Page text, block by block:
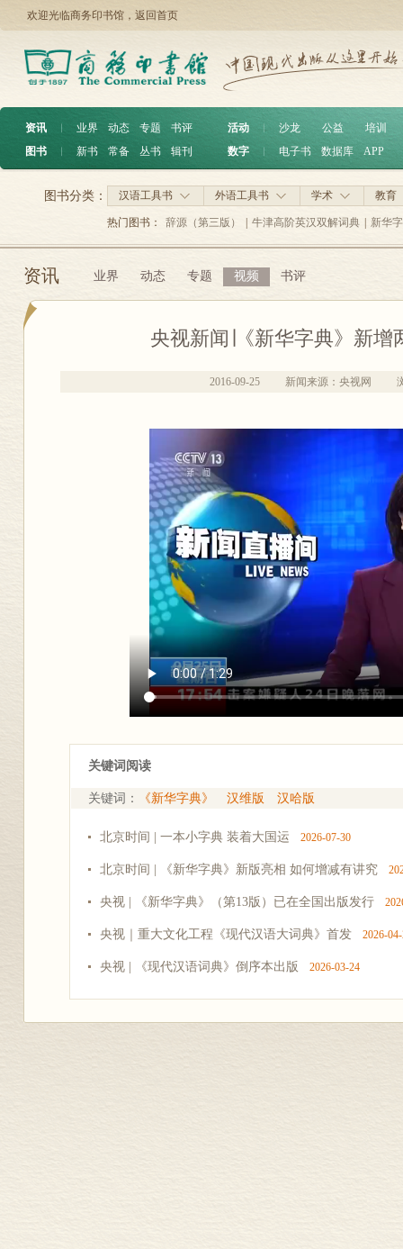
欢迎光临商务印书馆， 返回首页
资讯 ︱ 业界 动态 专题
书评
图书
︱ 新书 常备 丛书 辑刊
活动 沙龙 公益
培训
数字
电子书 数据库 APP
汉语工具书 外语工具书 学术 教育
图书分类：
热门图书： 辞源（第三版） 牛津高阶英汉双解词典 新华
资讯 业界 动态 专题 视频 书评
央视新闻∣《新华字典》新增
2016-09-25 新闻来源：央视网
关键词阅读
关键词： 《新华字典》 汉维版 汉哈版
北京时间 | 一本小字典 装着大国运 2026-07-30
北京时间 | 《新华字典》新版亮相 如何增减有讲究
央视 | 《新华字典》（第13版）已在全国出版发行
央视｜重大文化工程《现代汉语大词典》首发 2026-
央视 | 《现代汉语词典》倒序本出版 2026-03-24